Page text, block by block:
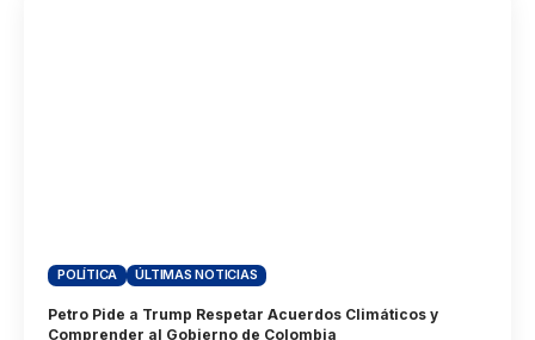
POLÍTICA ÚLTIMAS NOTICIAS
Petro Pide a Trump Respetar Acuerdos Climáticos y
Comprender al Gobierno de Colombia